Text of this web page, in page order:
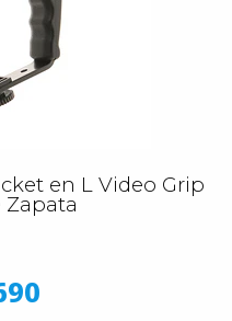
en L Video Grip